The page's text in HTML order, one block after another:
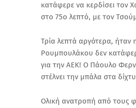
κατάφερε να κερδίσει τον
στο 75ο λεπτό, με τον
Τρία λεπτά αργότερα, ήταν
Ρουμπουλάκου δεν
για την ΑΕΚ! Ο Πάουλο
στέλνει την μπάλα στα
Ολική ανατροπή από τους